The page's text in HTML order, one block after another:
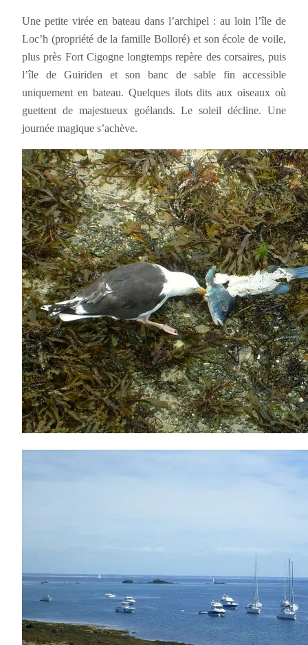
Une petite virée en bateau dans l’archipel : au loin l’île de
Loc’h (propriété de la famille Bolloré) et son école de voile,
plus près Fort Cigogne longtemps repère des corsaires, puis
l’île de Guiriden et son banc de sable fin accessible
uniquement en bateau. Quelques ilots dits aux oiseaux où
guettent de majestueux goélands. Le soleil décline. Une
journée magique s’achève.